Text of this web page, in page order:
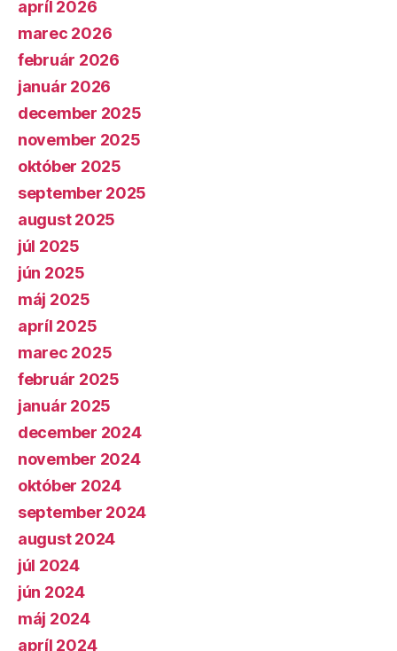
apríl 2026
marec 2026
február 2026
január 2026
december 2025
november 2025
október 2025
september 2025
august 2025
júl 2025
jún 2025
máj 2025
apríl 2025
marec 2025
február 2025
január 2025
december 2024
november 2024
október 2024
september 2024
august 2024
júl 2024
jún 2024
máj 2024
apríl 2024